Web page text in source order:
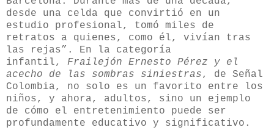
desde una celda que convirtió en un
estudio profesional, tomó miles de
retratos a quienes, como él, vivían tras
las rejas”.
En la categoría
infantil, Frailejón Ernesto Pérez y el
acecho de las sombras siniestras, de Señal
Colombia, no solo es un favorito entre los
niños, y ahora, adultos, sino un ejemplo
de cómo el entretenimiento puede ser
profundamente educativo y significativo.